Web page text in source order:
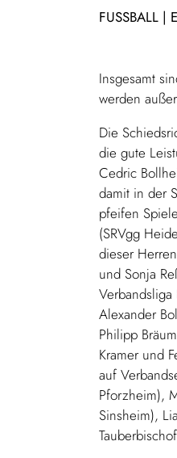
FUSSBALL |
Insgesamt
werden
Die
die gute
Cedric
damit in der
pfeifen
(SRVgg
dieser
und Sonja
Alexander
Philipp
Kramer und
auf
Pforzheim),
Sinsheim),